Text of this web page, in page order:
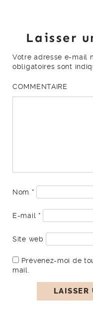
Laisser
Votre adresse e-mail
obligatoires sont
COMMENTAIRE
Nom *
E-mail *
Site web
Prévenez-moi de
mail.